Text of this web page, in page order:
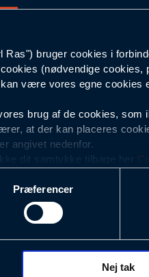
Ras") bruger cookies i
(nødvendige
være vores egne cookies
brug af de cookies, som
at der kan placeres
angivet nedenfor.
dit samtykke tilbage her
det formål at optimere
af, hvilke oplysninger
klikkes på, sider/indhold
smartphone mv.) samt
Præferencer
Nej tak
75